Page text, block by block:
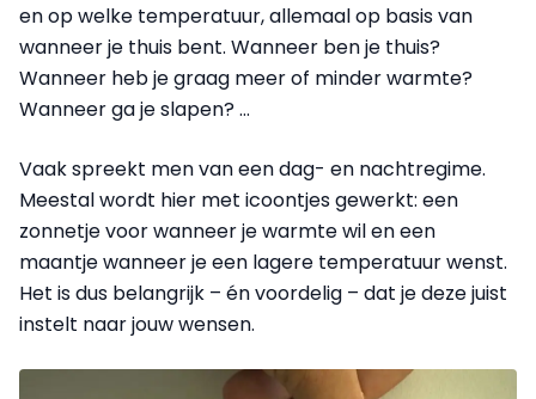
en op welke temperatuur, allemaal op basis van
wanneer je thuis bent. Wanneer ben je thuis?
Wanneer heb je graag meer of minder warmte?
Wanneer ga je slapen? …
Vaak spreekt men van een dag- en nachtregime.
Meestal wordt hier met icoontjes gewerkt: een
zonnetje voor wanneer je warmte wil en een
maantje wanneer je een lagere temperatuur wenst.
Het is dus belangrijk – én voordelig – dat je deze juist
instelt naar jouw wensen.